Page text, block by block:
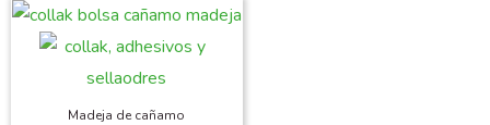
Madeja de cañamo